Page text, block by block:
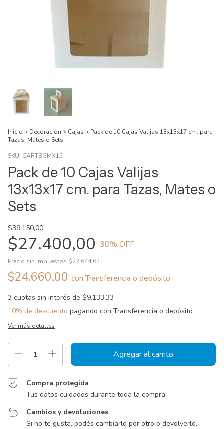
Inicio > Decoración > Cajas > Pack de 10 Cajas Valijas 13x13x17 cm. para
Tazas, Mates o Sets
SKU: CARTBGMX15
Pack de 10 Cajas Valijas
13x13x17 cm. para Tazas, Mates o
Sets
$39.150,00
$27.400,00 30% OFF
Precio sin impuestos $22.644,63
$24.660,00 con Transferencia o depósito
3 cuotas sin interés de $9.133,33
10% de descuento pagando con Transferencia o depósito
Ver más detalles
Compra protegida
Tus datos cuidados durante toda la compra.
Cambios y devoluciones
Si no te gusta, podés cambiarlo por otro o devolverlo.